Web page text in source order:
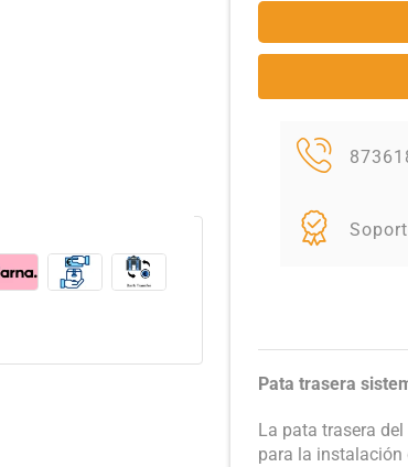
Pata trasera
La pata trasera
para la instalación